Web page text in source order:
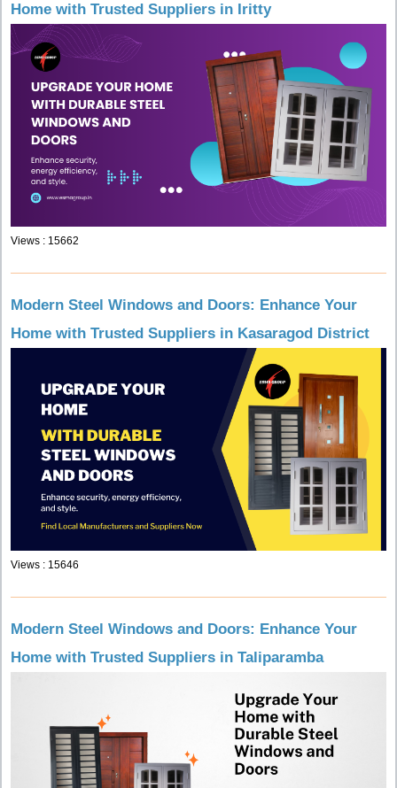
Home with Trusted Suppliers in Iritty
Views : 15662
Modern Steel Windows and Doors: Enhance Your
Home with Trusted Suppliers in Kasaragod District
Views : 15646
Modern Steel Windows and Doors: Enhance Your
Home with Trusted Suppliers in Taliparamba